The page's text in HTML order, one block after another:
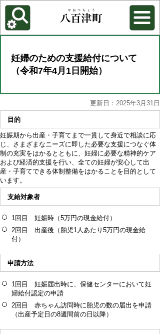
各種機能
背景色を変更する
妊婦のための支援給付について
（令和7年4月1日開始）
更新日：2025年3月31日
目的
妊娠期から出産・子育てまで一貫して身近で相談に応
じ、さまざまなニーズに即した必要な支援につなぐ体
制の充実をはかるとともに、妊婦に必要な精神的ケア
および経済的支援を行い、全ての妊婦が安心して出
産・子育てできる体制整備をはかることを目的として
います。
支給対象者
1回目 妊娠時（5万円の現金給付）
2回目 出産後（胎児1人あたり5万円の現金給
付）
申請方法
1回目 妊娠届出時に、保健センターにおいて妊
婦給付認定の申請
2回目 赤ちゃん訪問時に胎児の数の届出を申請
（出産予定日の8週間前の日以降）